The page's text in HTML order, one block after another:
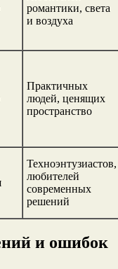
романтики, света
и воздуха
Практичных
людей, ценящих
пространство
Техноэнтузиастов,
любителей
современных
решений
и ошибок